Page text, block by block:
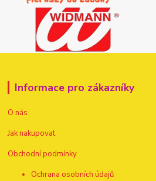
Informace pro zákazníky
O nás
Jak nakupovat
Obchodní podmínky
Ochrana osobních údajů